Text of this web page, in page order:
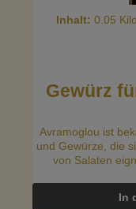
Inhalt: 0.05
Gewürz
Avramoglou ist
und Gewürze, die
von Salaten
In